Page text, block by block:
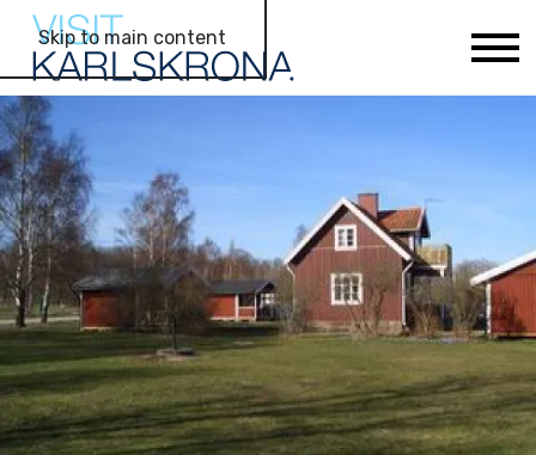
Skip to main content